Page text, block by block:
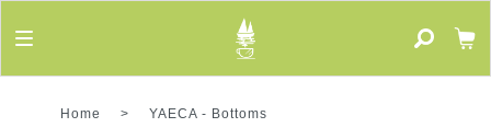
Home > YAECA - Bottoms